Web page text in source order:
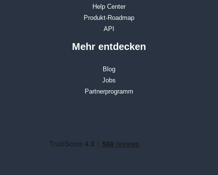
Help Center
Produkt-Roadmap
API
Mehr entdecken
Blog
Jobs
Partnerprogramm